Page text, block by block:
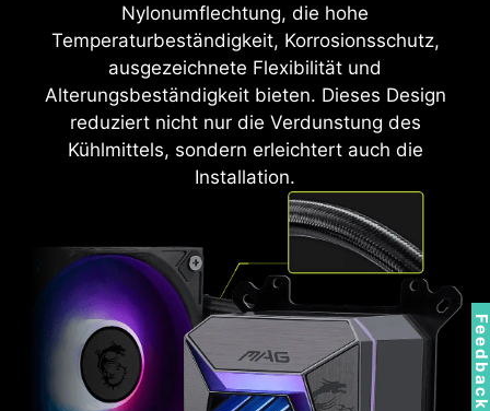
Nylonumflechtung, die hohe
Temperaturbeständigkeit, Korrosionsschutz,
ausgezeichnete Flexibilität und
Alterungsbeständigkeit bieten. Dieses Design
reduziert nicht nur die Verdunstung des
Kühlmittels, sondern erleichtert auch die
Installation.